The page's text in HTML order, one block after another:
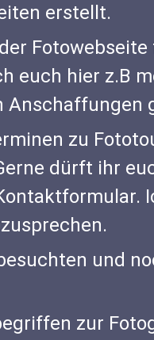
erstellt.
euch hier z.B
Anschaffungen
zu
dürft ihr
und
zur